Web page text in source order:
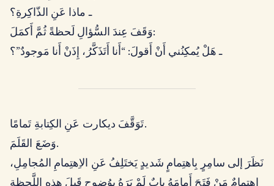
ـ ماذا عَنِ الذّاكِرةِ؟
وَقَفَ عِندَ السُّؤالِ لَحظةً ثُمَّ أَكمَلَ:
ـ هَلْ يُمكِنُني أَنْ أَقولَ: “أَنا أَتَذَكَّرُ، إِذَنْ أَنا مَوجودٌ”؟
تَوَقَّفَ ديكارت عَنِ الكِتابةِ تَمامًا.
وَضَعَ القَلَمَ.
نَظَرَ إلى سامِرٍ بِاهتِمامٍ شَديدٍ يَختَلِفُ عَنِ الاِهتِمامِ المُجامِلِ،
اِهتِمامٌ مَنْ فَتَحَ أَمامَهُ بابٌ لَمْ يَرَهُ بِوُضوحٍ قَبلَ هذِهِ اللَّحظةِ